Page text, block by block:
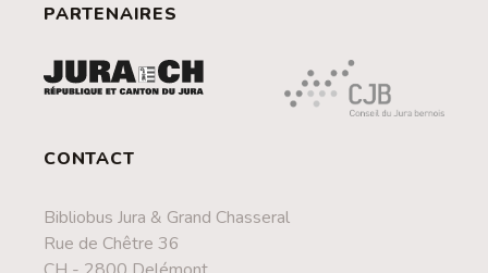
PARTENAIRES
CONTACT
Bibliobus Jura & Grand Chasseral
Rue de Chêtre 36